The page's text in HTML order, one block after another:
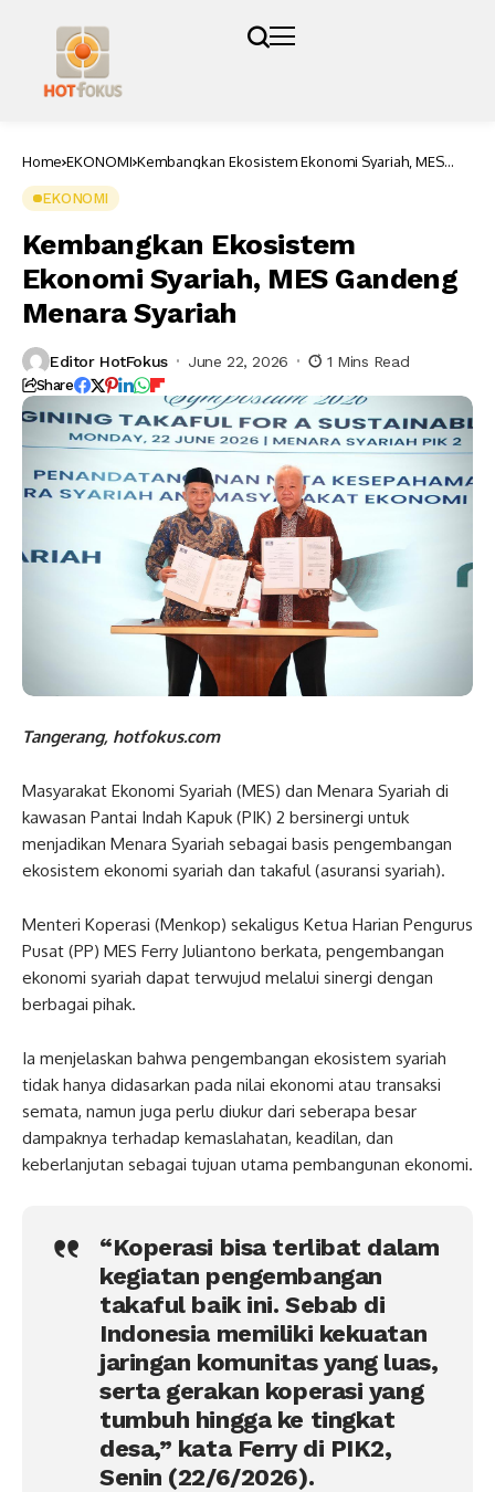
Home EKONOMI Kembangkan Ekosistem Ekonomi Syariah, MES
EKONOMI
Kembangkan Ekosistem
Ekonomi Syariah, MES Gandeng
Menara Syariah
Editor HotFokus June 22, 2026 1 Mins Read
Share
Tangerang, hotfokus.com
Masyarakat Ekonomi Syariah (MES) dan Menara Syariah di
kawasan Pantai Indah Kapuk (PIK) 2 bersinergi untuk
menjadikan Menara Syariah sebagai basis pengembangan
ekosistem ekonomi syariah dan takaful (asuransi syariah).
Menteri Koperasi (Menkop) sekaligus Ketua Harian Pengurus
Pusat (PP) MES Ferry Juliantono berkata, pengembangan
ekonomi syariah dapat terwujud melalui sinergi dengan
berbagai pihak.
Ia menjelaskan bahwa pengembangan ekosistem syariah
tidak hanya didasarkan pada nilai ekonomi atau transaksi
semata, namun juga perlu diukur dari seberapa besar
dampaknya terhadap kemaslahatan, keadilan, dan
keberlanjutan sebagai tujuan utama pembangunan ekonomi.
“Koperasi bisa terlibat dalam
kegiatan pengembangan
takaful baik ini. Sebab di
Indonesia memiliki kekuatan
jaringan komunitas yang luas,
serta gerakan koperasi yang
tumbuh hingga ke tingkat
desa,” kata Ferry di PIK2,
Senin (22/6/2026).